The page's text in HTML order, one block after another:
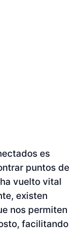
es
puntos de
vuelto vital
existen
nos permiten
facilitando